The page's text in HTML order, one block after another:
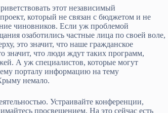
этот независимый
который не связан с бюджетом и не
чиновников. Если уж проблемой
озаботились частные лица по своей воле,
это значит, что наше гражданское
значит, что люди ждут таких программ,
А уж специалистов, которые могут
порталу информацию на тему
немало.
Устраивайте конференции,
просвещением. На это сейчас есть